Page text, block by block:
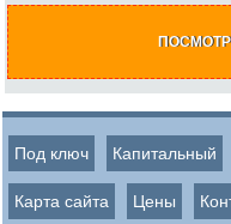
Под ключ Капитальный
Карта сайта Цены